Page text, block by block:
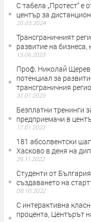
С табела „Протест“ е
център за
20.05.2024
Трансграничният
развитие на
13.06.2023
Проф. Николай
потенциал за
трансграничния
31.01.2023
Безплатни тренинги
предприемачи в
17.01.2023
181 абсолвентски
Хасково в деня на
29.11.2022
Студенти от
създаването на
08.10.2022
С интерактивна
процента, Центърът